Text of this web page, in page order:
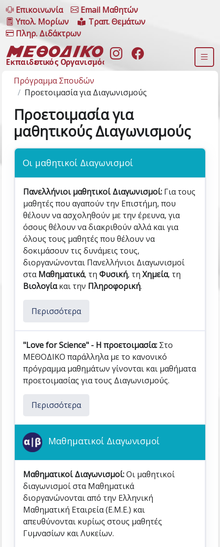
Επικοινωνία
Email Μαθητών
Υπολ. Μορίων
Τραπ. Θεμάτων
Πληρ. Διδάκτρων
Πρόγραμμα Σπουδών
Προετοιμασία για Διαγωνισμούς
Προετοιμασία για
μαθητικούς Διαγωνισμούς
Οι μαθητικοί Διαγωνισμοί
Πανελλήνιοι μαθητικοί Διαγωνισμοί: Για τους
μαθητές που αγαπούν την Επιστήμη, που
θέλουν να ασχοληθούν με την έρευνα, για
όσους θέλουν να διακριθούν αλλά και για
όλους τους μαθητές που θέλουν να
δοκιμάσουν τις δυνάμεις τους,
διοργανώνονται Πανελλήνιοι Διαγωνισμοί
σταΜαθηματικά, τη Φυσική, τη Χημεία, τη
Βιολογίακαι την Πληροφορική.
Περισσότερα
"Love for Science" - Η προετοιμασία: Στο
ΜΕΘΟΔΙΚΟ παράλληλα με το κανονικό
πρόγραμμα μαθημάτων γίνονται και μαθήματα
προετοιμασίας για τους Διαγωνισμούς.
Περισσότερα
Μαθηματικοί Διαγωνισμοί
Μαθηματικοί Διαγωνισμοί:Οι μαθητικοί
διαγωνισμοί στα Μαθηματικά
διοργανώνονται από την Ελληνική
Μαθηματική Εταιρεία (Ε.Μ.Ε.) και
απευθύνονται κυρίως στους μαθητές
Γυμνασίων και Λυκείων.